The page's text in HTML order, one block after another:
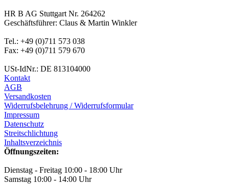
HR B AG Stuttgart Nr. 264262
Geschäftsführer: Claus & Martin Winkler
Tel.: +49 (0)711 573 038
Fax: +49 (0)711 579 670
USt-IdNr.: DE 813104000
Kontakt
AGB
Versandkosten
Widerrufsbelehrung / Widerrufsformular
Impressum
Datenschutz
Streitschlichtung
Inhaltsverzeichnis
Öffnungszeiten:
Dienstag - Freitag 10:00 - 18:00 Uhr
Samstag 10:00 - 14:00 Uhr